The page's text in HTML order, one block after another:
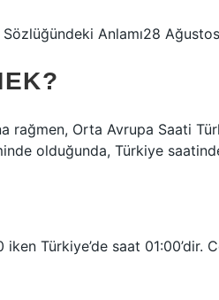
Anlamı28
rağmen, Orta Avrupa Saati
olduğunda, Türkiye
Türkiye’de saat 01:00’dir.